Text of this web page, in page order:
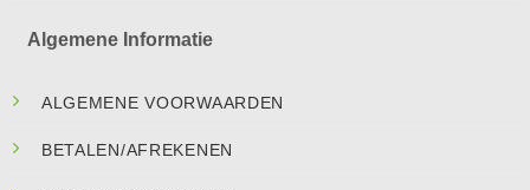
Algemene Informatie
ALGEMENE VOORWAARDEN
BETALEN/AFREKENEN